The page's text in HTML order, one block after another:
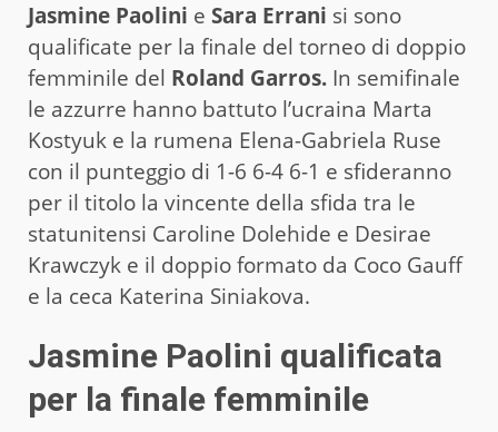
Jasmine Paolini e Sara Errani si sono
qualificate per la finale del torneo di doppio
femminile del Roland Garros. In semifinale
le azzurre hanno battuto l’ucraina Marta
Kostyuk e la rumena Elena-Gabriela Ruse
con il punteggio di 1-6 6-4 6-1 e sfideranno
per il titolo la vincente della sfida tra le
statunitensi Caroline Dolehide e Desirae
Krawczyk e il doppio formato da Coco Gauff
e la ceca Katerina Siniakova.
Jasmine Paolini qualificata
per la finale femminile